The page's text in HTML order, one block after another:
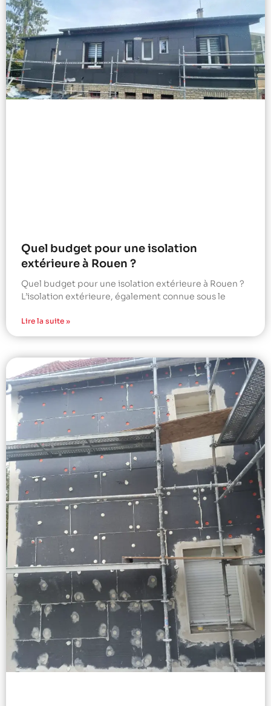
Quel budget pour une isolation
extérieure à Rouen ?
Quel budget pour une isolation extérieure à Rouen ?
L’isolation extérieure, également connue sous le
Lire la suite »